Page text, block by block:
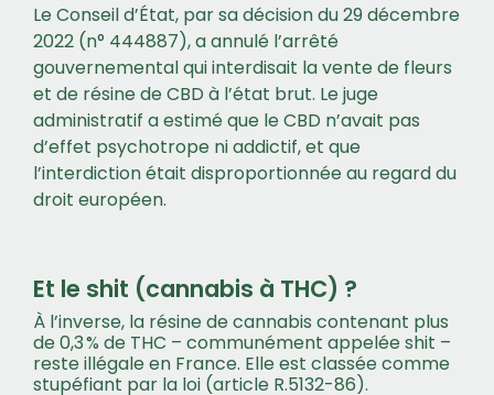
Le Conseil d’État, par sa décision du 29 décembre
2022 (n° 444887), a annulé l’arrêté
gouvernemental qui interdisait la vente de fleurs
et de résine de CBD à l’état brut. Le juge
administratif a estimé que le CBD n’avait pas
d’effet psychotrope ni addictif, et que
l’interdiction était disproportionnée au regard du
droit européen.
Et le shit (cannabis à THC) ?
À l’inverse, la résine de cannabis contenant plus
de 0,3 % de THC – communément appelée shit –
reste illégale en France. Elle est classée comme
stupéfiant par la loi (article R.5132-86).